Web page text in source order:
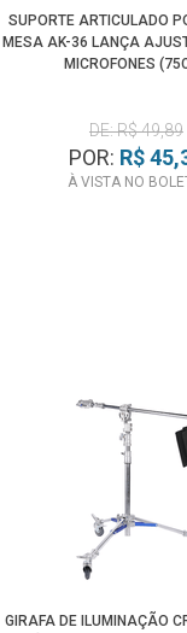
SUPORTE ARTICULADO
MESA AK-36 LANÇA
MICROFONES
DE: R$ 49,89
POR: R$
À VISTA NO
GIRAFA DE ILUMINAÇÃO